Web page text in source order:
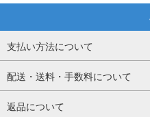
支払い方法について
配送・送料・手数料について
返品について